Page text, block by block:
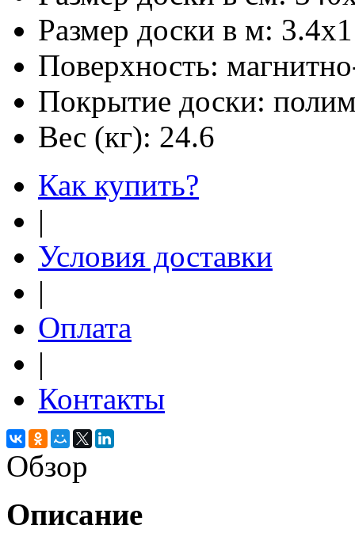
Размер доски в м:
Поверхность:
Покрытие доски:
Вес (кг): 24.6
Как купить?
|
Условия доставки
|
Оплата
|
Контакты
Обзор
Описание